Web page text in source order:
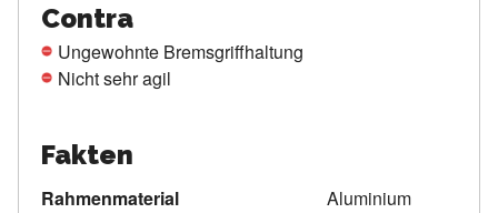
Contra
Ungewohnte Bremsgriffhaltung
Nicht sehr agil
Fakten
Rahmenmaterial
Aluminium